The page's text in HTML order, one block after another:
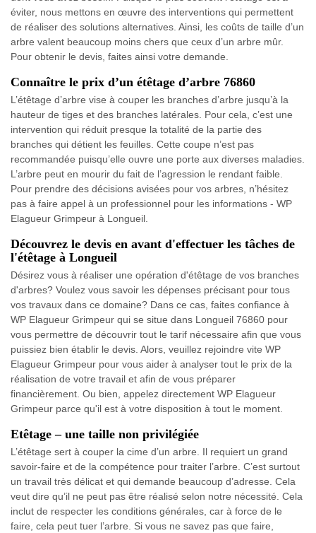
éviter, nous mettons en œuvre des interventions qui permettent
de réaliser des solutions alternatives. Ainsi, les coûts de taille d’un
arbre valent beaucoup moins chers que ceux d’un arbre mûr.
Pour obtenir le devis, faites ainsi votre demande.
Connaître le prix d’un étêtage d’arbre 76860
L’étêtage d’arbre vise à couper les branches d’arbre jusqu’à la
hauteur de tiges et des branches latérales. Pour cela, c’est une
intervention qui réduit presque la totalité de la partie des
branches qui détient les feuilles. Cette coupe n’est pas
recommandée puisqu’elle ouvre une porte aux diverses maladies.
L’arbre peut en mourir du fait de l’agression le rendant faible.
Pour prendre des décisions avisées pour vos arbres, n’hésitez
pas à faire appel à un professionnel pour les informations - WP
Elagueur Grimpeur à Longueil.
Découvrez le devis en avant d'effectuer les tâches de
l'étêtage à Longueil
Désirez vous à réaliser une opération d'étêtage de vos branches
d'arbres? Voulez vous savoir les dépenses précisant pour tous
vos travaux dans ce domaine? Dans ce cas, faites confiance à
WP Elagueur Grimpeur qui se situe dans Longueil 76860 pour
vous permettre de découvrir tout le tarif nécessaire afin que vous
puissiez bien établir le devis. Alors, veuillez rejoindre vite WP
Elagueur Grimpeur pour vous aider à analyser tout le prix de la
réalisation de votre travail et afin de vous préparer
financièrement. Ou bien, appelez directement WP Elagueur
Grimpeur parce qu'il est à votre disposition à tout le moment.
Etêtage – une taille non privilégiée
L’étêtage sert à couper la cime d’un arbre. Il requiert un grand
savoir-faire et de la compétence pour traiter l’arbre. C’est surtout
un travail très délicat et qui demande beaucoup d’adresse. Cela
veut dire qu’il ne peut pas être réalisé selon notre nécessité. Cela
inclut de respecter les conditions générales, car à force de le
faire, cela peut tuer l’arbre. Si vous ne savez pas que faire,